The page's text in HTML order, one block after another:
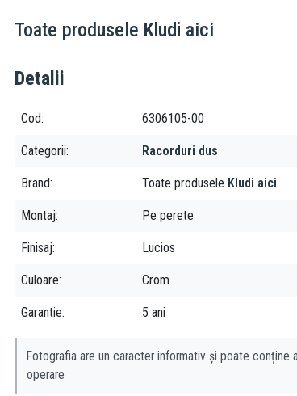
Toate produsele Kludi aici
Detalii
Cod 6306105-00
Categorii Racorduri dus
Brand Toate produsele Kludi aici
Montaj Pe perete
Finisaj Lucios
Culoare Crom
Garantie 5 ani
Fotografia are un caracter informativ și poate
operare